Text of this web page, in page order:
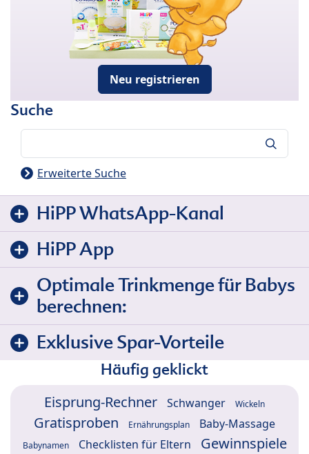
Neu registrieren
Suche
Erweiterte Suche
HiPP WhatsApp-Kanal
HiPP App
Optimale Trinkmenge für Babys
berechnen:
Exklusive Spar-Vorteile
Häufig geklickt
Eisprung-Rechner Schwanger Wickeln
Gratisproben Ernährungsplan Baby-Massage
Babynamen Checklisten für Eltern
Gewinnspiele